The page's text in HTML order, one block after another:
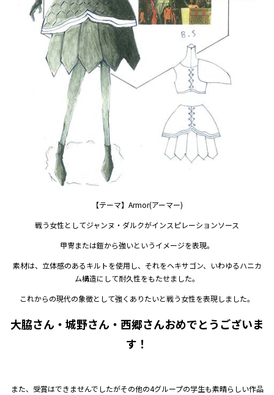
【テーマ】Armor(アーマー)
戦う女性としてジャンヌ・ダルクがインスピレーションソース
甲冑または鎧から強いというイメージを表現。
素材は、立体感のあるキルトを使用し、それをヘキサゴン、いわゆるハニカ
ム構造にして耐久性をもたせました。
これからの現代の象徴として強くありたいと戦う女性を表現しました。
大脇さん・城野さん・西郷さんおめでとうございま
す！
また、受賞はできませんでしたがその他の4グループの学生も素晴らしい作品